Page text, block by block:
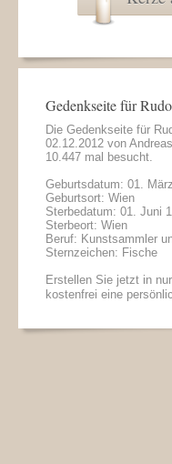
Gedenkseite für
Die Gedenkseite für
02.12.2012 von
10.447 mal besucht.
Geburtsdatum: 01.
Geburtsort: Wien
Sterbedatum: 01. Juni
Sterbeort: Wien
Beruf: Kunstsammler
Sternzeichen: Fische
Erstellen Sie jetzt in
kostenfrei eine